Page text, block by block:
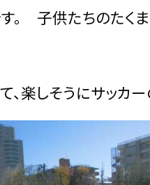
子供たちのたくまし
そうにサッカーの